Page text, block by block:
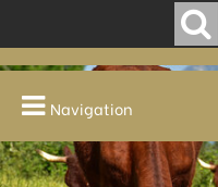
Navigation